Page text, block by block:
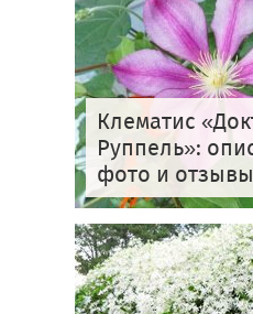
Клематис
Руппель»:
фото и отзывы